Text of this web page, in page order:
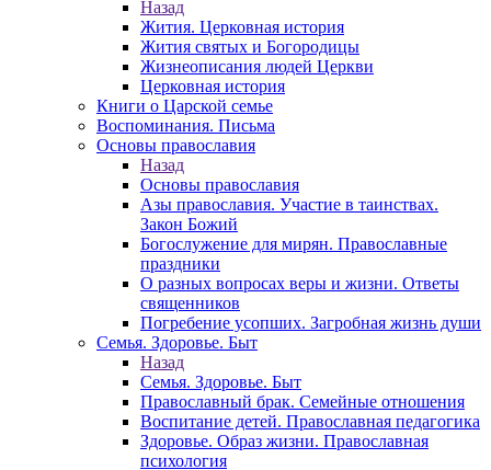
Назад
Жития. Церковная история
Жития святых и Богородицы
Жизнеописания людей Церкви
Церковная история
Книги о Царской семье
Воспоминания. Письма
Основы православия
Назад
Основы православия
Азы православия. Участие в таинствах.
Закон Божий
Богослужение для мирян. Православные
праздники
О разных вопросах веры и жизни. Ответы
священников
Погребение усопших. Загробная жизнь души
Семья. Здоровье. Быт
Назад
Семья. Здоровье. Быт
Православный брак. Семейные отношения
Воспитание детей. Православная педагогика
Здоровье. Образ жизни. Православная
психология